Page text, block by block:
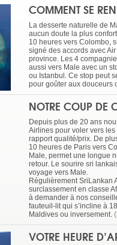
COMMENT SE
La desserte naturelle de
aucun doute la plus
10 heures vers Colombo,
signé des accords avec
province. Les 4
aussi vers Male avec un
ou Istanbul. Ce stop peut
pour goûter aux douceurs
NOTRE COUP
Depuis plus de 20 ans
Airlines pour voler vers
rapport qualité/prix. De
10 heures de Paris vers
Male, permet une longue
retour. Le sourire sri
voyage vers Male.
Régulièrement SriLankan
surclassement en classe
à demander à nos
fauteuil-lit qui s’incline à
Maldives ou inversement.
VOTRE HEURE